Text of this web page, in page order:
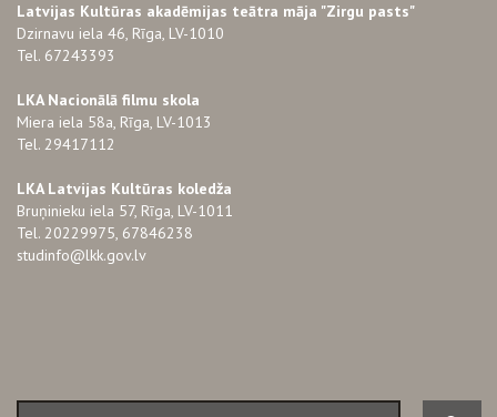
Latvijas Kultūras akadēmijas teātra māja "Zirgu pasts"
Dzirnavu iela 46, Rīga, LV-1010
Tel. 67243393
LKA Nacionālā filmu skola
Miera iela 58a, Rīga, LV-1013
Tel. 29417112
LKA Latvijas Kultūras koledža
Bruņinieku iela 57, Rīga, LV-1011
Tel. 20229975, 67846238
studinfo@lkk.gov.lv